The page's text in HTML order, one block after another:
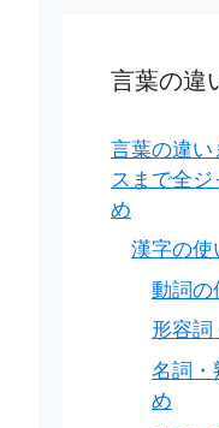
言葉の違
言葉の違い
スまで全
め
漢字の使
動詞の
形容詞
名詞・
め